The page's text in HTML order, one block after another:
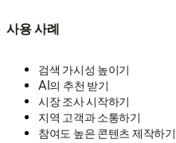
사용 사례
검색 가시성 높이기
AI의 추천 받기
시장 조사 시작하기
지역 고객과 소통하기
참여도 높은 콘텐츠 제작하기